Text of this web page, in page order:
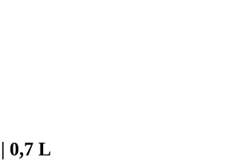
0,7 L